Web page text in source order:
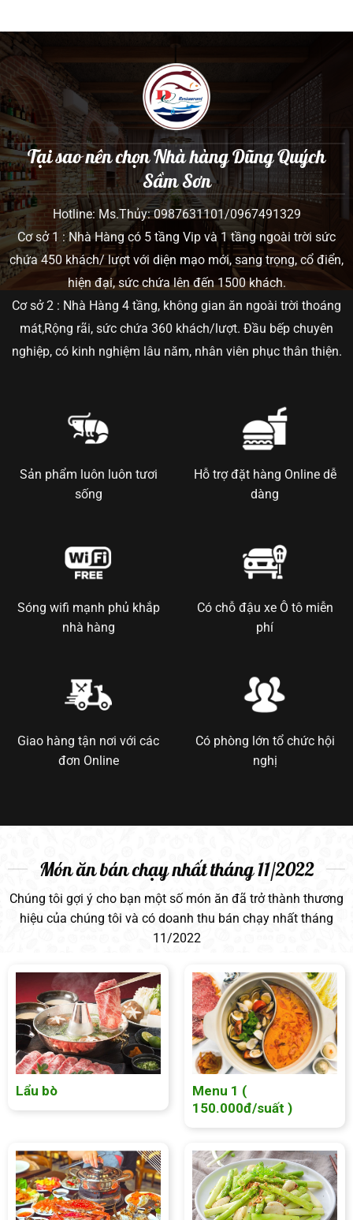
Tại sao nên chọn Nhà hàng Dũng Quých
Sầm Sơn
Hotline: Ms.Thủy: 0987631101/0967491329
Cơ sở 1 : Nhà Hàng có 5 tầng Vip và 1 tầng ngoài trời sức
chứa 450 khách/ lượt với diện mạo mới, sang trọng, cổ điển,
hiện đại, sức chứa lên đến 1500 khách.
Cơ sở 2 : Nhà Hàng 4 tầng, không gian ăn ngoài trời thoáng
mát,Rộng rãi, sức chứa 360 khách/lượt. Đầu bếp chuyên
nghiệp, có kinh nghiệm lâu năm, nhân viên phục thân thiện.
Sản phẩm luôn luôn tươi
sống
Hỗ trợ đặt hàng Online dễ
dàng
Sóng wifi mạnh phủ khắp
nhà hàng
Có chỗ đậu xe Ô tô miễn
phí
Giao hàng tận nơi với các
đơn Online
Có phòng lớn tổ chức hội
nghị
Món ăn bán chạy nhất tháng 11/2022
Chúng tôi gợi ý cho bạn một số món ăn đã trở thành thương
hiệu của chúng tôi và có doanh thu bán chạy nhất tháng
11/2022
Lẩu bò
Menu 1 (
150.000đ/suất )